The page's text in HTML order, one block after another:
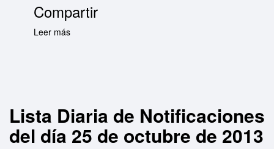
Compartir
Leer más
Lista Diaria de Notificaciones
del día 25 de octubre de 2013